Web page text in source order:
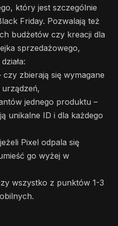
który jest szczególnie
Friday. Pozwalają też
budżetów czy kreacji dla
sprzedażowego,
zbierają się wymagane
jednego produktu –
unikalne ID i dla każdego
Pixel odpala się
go wyżej w
wszystko z punktów 1-3